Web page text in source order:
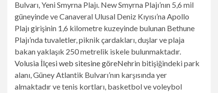
Bulvarı, Yeni Smyrna Plajı. New Smyrna Plajı’nın 5,6 mil
güneyinde ve Canaveral Ulusal Deniz Kıyısı’na Apollo
Plajı girişinin 1,6 kilometre kuzeyinde bulunan Bethune
Plajı’nda tuvaletler, piknik çardakları, duşlar ve plaja
bakan yaklaşık 250 metrelik iskele bulunmaktadır.
Volusia İlçesi web sitesine göreNehrin bitişiğindeki park
alanı, Güney Atlantik Bulvarı’nın karşısında yer
almaktadır ve tenis kortları, basketbol ve voleybol